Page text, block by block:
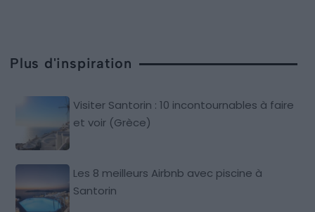
Plus d'inspiration
Visiter Santorin : 10 incontournables à faire
et voir (Grèce)
Les 8 meilleurs Airbnb avec piscine à
Santorin